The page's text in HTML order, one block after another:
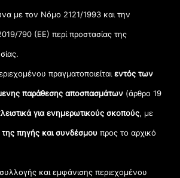
με τον Νόμο 2121/1993 και την
790 (ΕΕ) περί προστασίας της
πραγματοποιείταιεντός των
παράθεσης αποσπασμάτων (άρθρο 19
για ενημερωτικούς σκοπούς, με
πηγής και συνδέσμου προς το αρχικό
συλλογής και εμφάνισης περιεχομένου